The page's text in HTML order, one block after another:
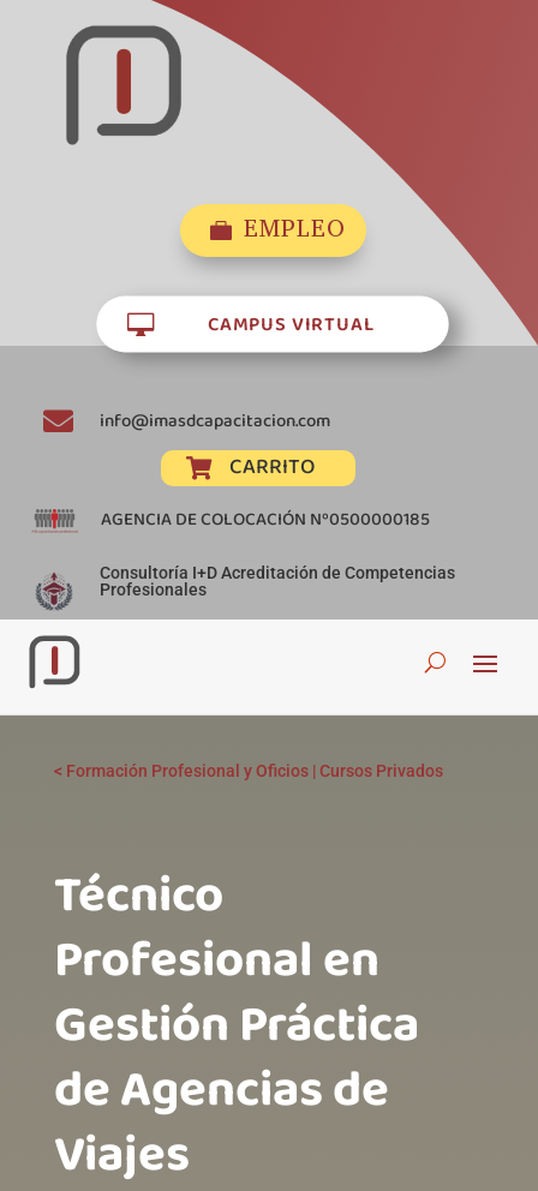
 EMPLEO
 CAMPUS VIRTUAL
 info@imasdcapacitacion.com
 CARRITO
AGENCIA DE COLOCACIÓN Nº0500000185
Consultoría I+D Acreditación de Competencias
Profesionales
< Formación Profesional y Oficios|Cursos Privados
Técnico
Profesional en
Gestión Práctica
de Agencias de
Viajesㅤㅤㅤㅤㅤㅤㅤ